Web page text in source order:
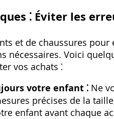
⁚ Éviter les
et de chaussures
nécessaires. Voici
vos achats ⁚
votre enfant ⁚ Ne
précises de la
enfant avant chaque